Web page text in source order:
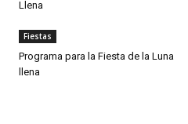
Llena
Fiestas
Programa para la Fiesta de la Luna
llena